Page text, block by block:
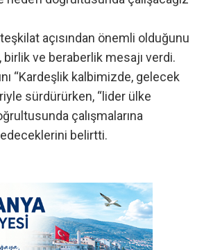
açısından önemli olduğunu
ve beraberlik mesajı verdi.
“Kardeşlik kalbimizde, gelecek
sürdürürken, “lider ülke
çalışmalarına
edeceklerini belirtti.